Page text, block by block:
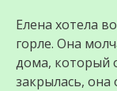
Елена хотела
горле. Она
дома, который
закрылась, она